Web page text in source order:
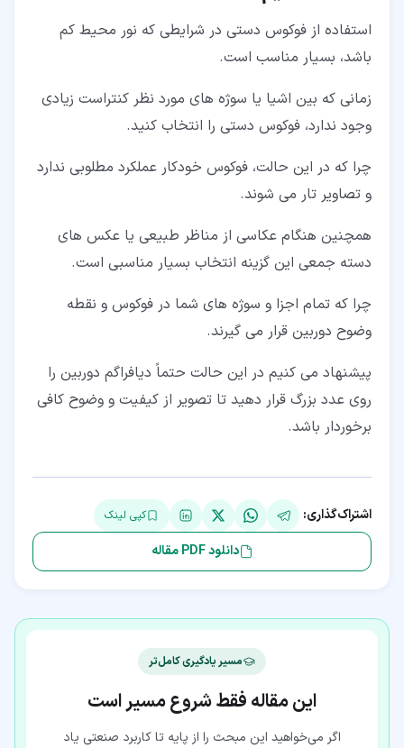
استفاده از فوکوس دستی در شرایطی که نور محیط کم
باشد، بسیار مناسب است.
زمانی که بین اشیا یا سوژه های مورد نظر کنتراست زیادی
وجود ندارد، فوکوس دستی را انتخاب کنید.
چرا که در این حالت، فوکوس خودکار عملکرد مطلوبی ندارد
و تصاویر تار می شوند.
همچنین هنگام عکاسی از مناظر طبیعی یا عکس های
دسته جمعی این گزینه انتخاب بسیار مناسبی است.
چرا که تمام اجزا و سوژه های شما در فوکوس و نقطه
وضوح دوربین قرار می گیرند.
پیشنهاد می کنیم در این حالت حتماً دیافراگم دوربین را
روی عدد بزرگ قرار دهید تا تصویر از کیفیت و وضوح کافی
برخوردار باشد.
اشتراک‌گذاری: کپی لینک
دانلود PDF مقاله
مسیر یادگیری کامل‌تر
این مقاله فقط شروع مسیر است
اگر می‌خواهید این مبحث را از پایه تا کاربرد صنعتی یاد